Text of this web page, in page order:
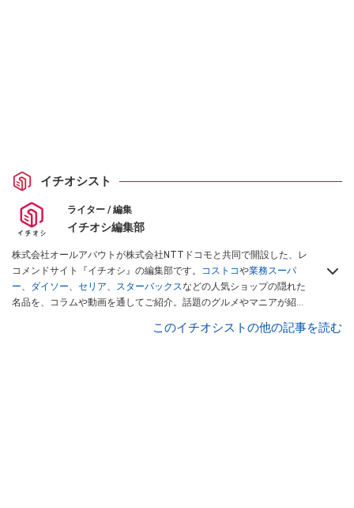
イチオシスト
ライター / 編集
イチオシ編集部
株式会社オールアバウトが株式会社NTTドコモと共同で開設した、レ
コメンドサイト『イチオシ』の編集部です。 コストコや業務スーパ
ー、 ダイソー、 セリア、 スターバックスなどの人気ショップの隠れた
名品を、コラムや動画を通してご紹介。話題のグルメやマニアが紹介
インフルエンサーが実際に使用してレビューしています。毎日トレン
このイチオシストの他の記事を読む